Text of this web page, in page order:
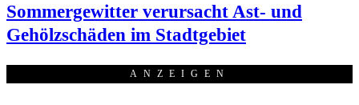
Som­mer­ge­wit­ter ver­ur­sacht Ast- und
Gehölz­schä­den im Stadtgebiet
ANZEI­GEN